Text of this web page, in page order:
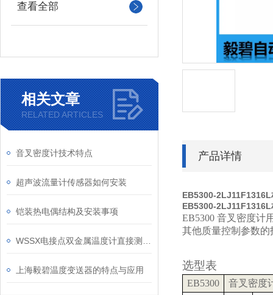
查看全部
相关文章
RELATED ARTICLES
音叉密度计技术特点
超声波流量计传感器如何安装
铠装热电偶结构及安装事项
上海毅碧温度变送器的特点与应用
产品详情
EB5300-
EB5300-
EB5300 音叉密度计
其他质量控制参数
选型表
EB5300
音叉密度